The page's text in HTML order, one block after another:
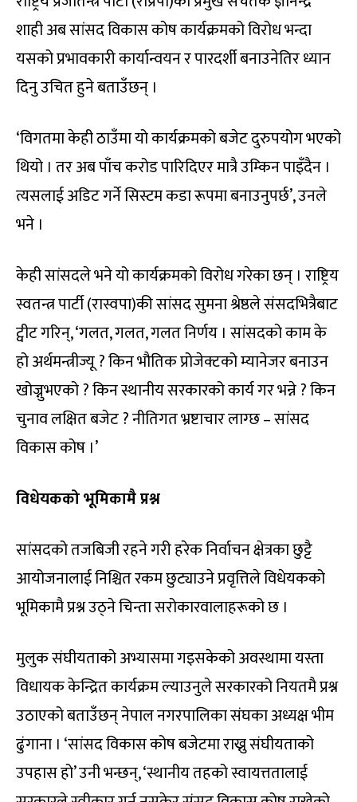
शाही अब सांसद विकास कोष कार्यक्रमको विरोध भन्दा
यसको प्रभावकारी कार्यान्वयन र पारदर्शी बनाउनेतिर ध्यान
दिनु उचित हुने बताउँछन् ।
‘विगतमा केही ठाउँमा यो कार्यक्रमको बजेट दुरुपयोग भएको
थियो । तर अब पाँच करोड पारिदिएर मात्रै उम्किन पाइँदैन ।
त्यसलाई अडिट गर्ने सिस्टम कडा रूपमा बनाउनुपर्छ’, उनले
भने ।
केही सांसदले भने यो कार्यक्रमको विरोध गरेका छन् । राष्ट्रिय
स्वतन्त्र पार्टी (रास्वपा)की सांसद सुमना श्रेष्ठले संसदभित्रैबाट
ट्वीट गरिन्, ‘गलत, गलत, गलत निर्णय । सांसदको काम के
हो अर्थमन्त्रीज्यू ? किन भौतिक प्रोजेक्टको म्यानेजर बनाउन
खोज्नुभएको ? किन स्थानीय सरकारको कार्य गर भन्ने ? किन
चुनाव लक्षित बजेट ? नीतिगत भ्रष्टाचार लाग्छ – सांसद
विकास कोष ।’
विधेयकको भूमिकामै प्रश्न
सांसदको तजबिजी रहने गरी हरेक निर्वाचन क्षेत्रका छुट्टै
आयोजनालाई निश्चित रकम छुट्याउने प्रवृत्तिले विधेयकको
भूमिकामै प्रश्न उठ्ने चिन्ता सरोकारवालाहरूको छ ।
मुलुक संघीयताको अभ्यासमा गइसकेको अवस्थामा यस्ता
विधायक केन्द्रित कार्यक्रम ल्याउनुले सरकारको नियतमै प्रश्न
उठाएको बताउँछन् नेपाल नगरपालिका संघका अध्यक्ष भीम
ढुंगाना । ‘सांसद विकास कोष बजेटमा राख्नु संघीयताको
उपहास हो’ उनी भन्छन्, ‘स्थानीय तहको स्वायत्ततालाई